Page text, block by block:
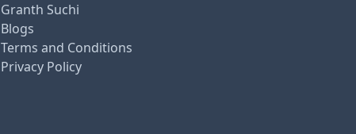
Granth Suchi
Blogs
Terms and Conditions
Privacy Policy